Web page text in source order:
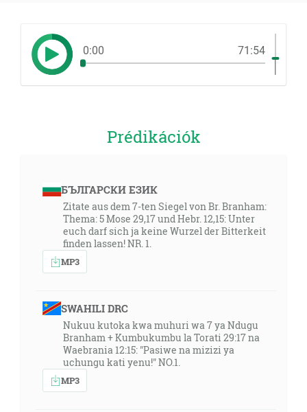
0:00 71:54
Prédikációk
БЪЛГАРСКИ ЕЗИК
Zitate aus dem 7-ten Siegel von Br. Branham:
Thema: 5 Mose 29,17 und Hebr. 12,15: Unter
euch darf sich ja keine Wurzel der Bitterkeit
finden lassen! NR. 1.
MP3
SWAHILI DRC
Nukuu kutoka kwa muhuri wa 7 ya Ndugu
Branham + Kumbukumbu la Torati 29:17 na
Waebrania 12:15: "Pasiwe na mizizi ya
uchungu kati yenu!" NO.1.
MP3